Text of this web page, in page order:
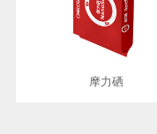
摩力硒